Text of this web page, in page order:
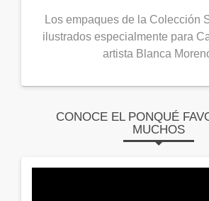
Los empaques de la Colección
ilustrados especialmente para
artista Blanca
CONOCE EL PONQUÉ
MUCHOS